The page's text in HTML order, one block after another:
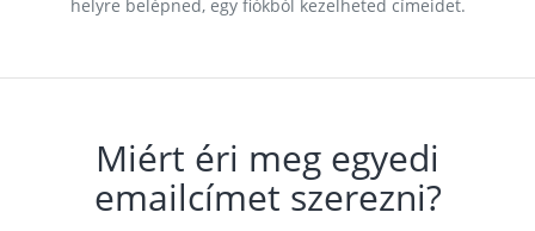
helyre belépned, egy fiókból kezelheted címeidet.
Miért éri meg egyedi
emailcímet szerezni?